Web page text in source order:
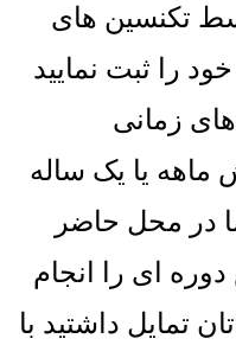
تکنسین های
را ثبت نمایید
های زمانی
یا یک ساله
در محل حاضر
ای را انجام
تمایل داشتید با